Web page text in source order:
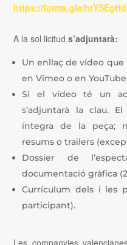
https://forms.gle/
A lasol·licituds’adjuntarà:
Un enllaç de vídeo
en Vimeo o en
Si el vídeo té un
s’adjuntarà la clau.
íntegra de la peça;
resums o trailers
Dossier de
documentació gràfica
Currículum dels i les
participant).
Les companyies